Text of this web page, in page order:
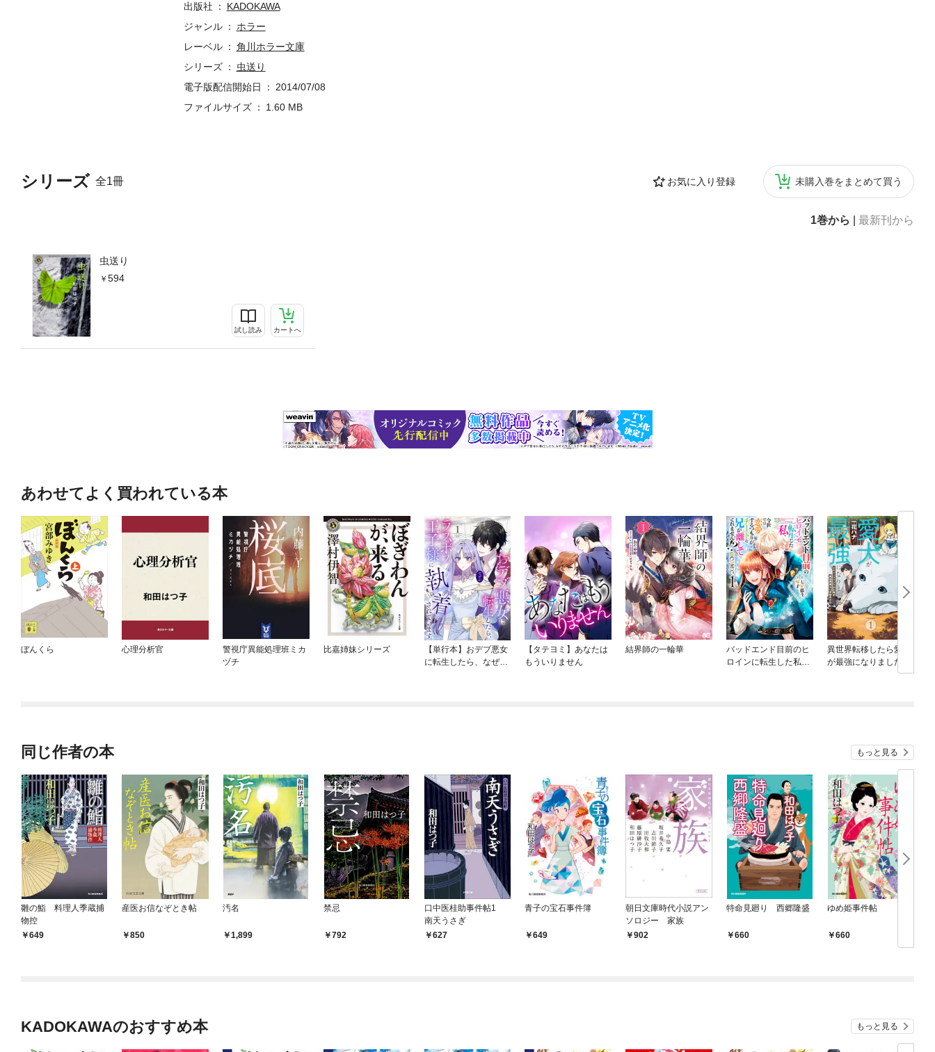
シリーズ 全1冊 お気に入り登録 未購入巻をまとめて買う
1巻から 最新刊から
虫送り
594
試し読み カートへ
出版社
KADOKAWA
ジャンル
ホラー
レーベル
角川ホラー文庫
シリーズ
虫送り
電子版配信開始日
2014/07/08
ファイルサイズ
1.60 MB
あわせてよく買われている本
ぼんくら 心理分析官
警視庁異能処理班ミカ
ヅチ
比嘉姉妹シリーズ
【単行本】おデブ悪女
に転生したら、なぜか
【タテヨミ】あなたは
もういりません
結界師の一輪華
バッドエンド目前のヒ
ロインに転生した私、
異世界転移したら愛犬
が最強になりました ～
シルバーフェンリルと
同じ作者の本 もっと見る
雛の鮨 料理人季蔵捕
物控
649
産医お信なぞとき帖
850
汚名
1,899
禁忌
792
口中医桂助事件帖1
南天うさぎ
627
青子の宝石事件簿
649
朝日文庫時代小説アン
ソロジー 家族
902
特命見廻り 西郷隆盛
660
ゆめ姫事件帖
660
KADOKAWAのおすすめ本 もっと見る